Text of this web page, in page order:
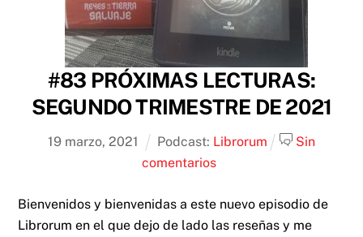
#83 PRÓXIMAS LECTURAS:
SEGUNDO TRIMESTRE DE 2021
19 marzo,2021 Podcast: Librorum
Sin
comentarios
Bienvenidos y bienvenidas a este nuevo episodio de
Librorum en el que dejo de lado las reseñas y me